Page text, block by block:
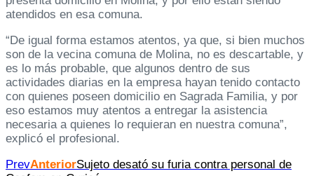
atendidos en esa comuna.
“De igual forma estamos atentos, ya que, si bien muchos
son de la vecina comuna de Molina, no es descartable, y
es lo más probable, que algunos dentro de sus
actividades diarias en la empresa hayan tenido contacto
con quienes poseen domicilio en Sagrada Familia, y por
eso estamos muy atentos a entregar la asistencia
necesaria a quienes lo requieran en nuestra comuna”,
explicó el profesional.
PrevAnteriorSujeto desató su furia contra personal de